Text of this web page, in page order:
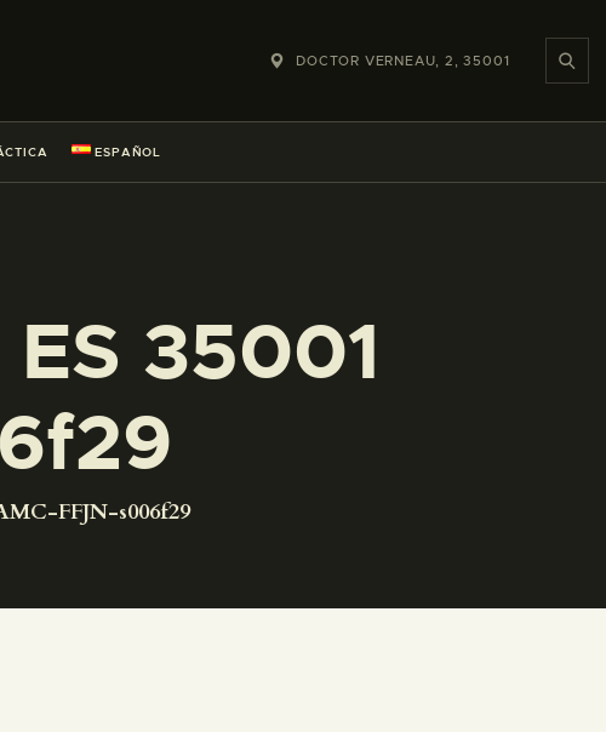
DOCTOR VERNEAU, 2, 35001
ESPAÑOL
35001
FFJN-s006f29